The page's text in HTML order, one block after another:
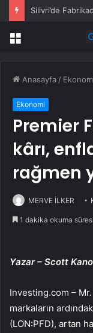
Silivri’de
Menü
Anasayfa /
Ekonomi
Premier
kârı,
rağmen
MERVE İLKER
1 dakika okuma süresi
Yazar – Scott
Investing.com –
markaların
(LON:PFD), artan